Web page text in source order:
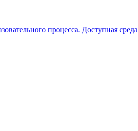
процесса. Доступная среда